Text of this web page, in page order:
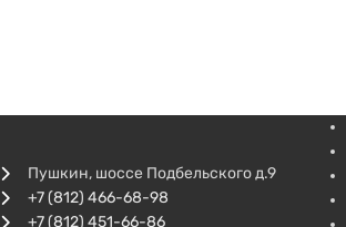
Пушкин, шоссе Подбельского д.9
+7 (812) 466-68-98
+7 (812) 451-66-86